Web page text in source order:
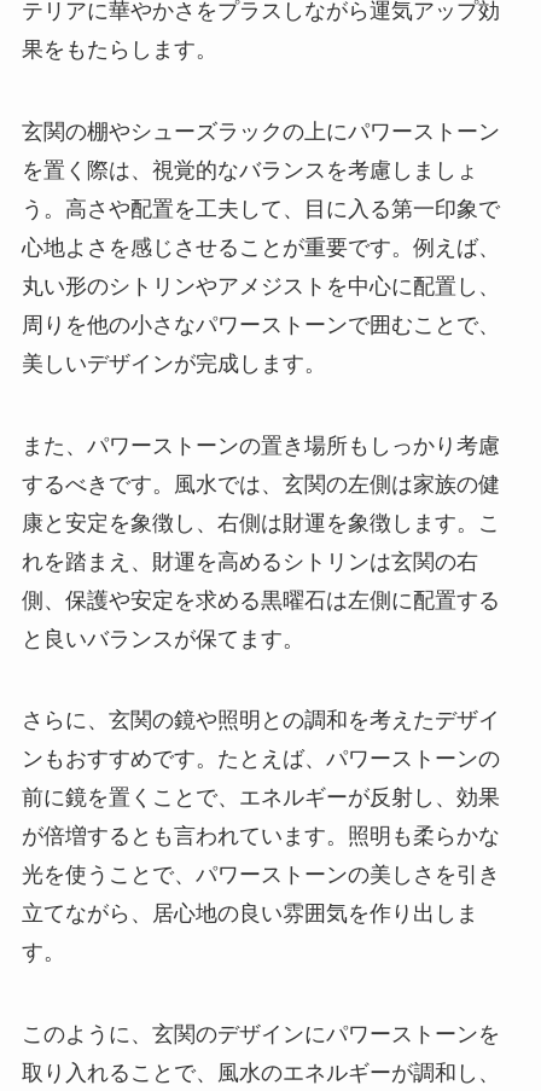
テリアに華やかさをプラスしながら運気アップ効
果をもたらします。
玄関の棚やシューズラックの上にパワーストーン
を置く際は、視覚的なバランスを考慮しましょ
う。高さや配置を工夫して、目に入る第一印象で
心地よさを感じさせることが重要です。例えば、
丸い形のシトリンやアメジストを中心に配置し、
周りを他の小さなパワーストーンで囲むことで、
美しいデザインが完成します。
また、パワーストーンの置き場所もしっかり考慮
するべきです。風水では、玄関の左側は家族の健
康と安定を象徴し、右側は財運を象徴します。こ
れを踏まえ、財運を高めるシトリンは玄関の右
側、保護や安定を求める黒曜石は左側に配置する
と良いバランスが保てます。
さらに、玄関の鏡や照明との調和を考えたデザイ
ンもおすすめです。たとえば、パワーストーンの
前に鏡を置くことで、エネルギーが反射し、効果
が倍増するとも言われています。照明も柔らかな
光を使うことで、パワーストーンの美しさを引き
立てながら、居心地の良い雰囲気を作り出しま
す。
このように、玄関のデザインにパワーストーンを
取り入れることで、風水のエネルギーが調和し、